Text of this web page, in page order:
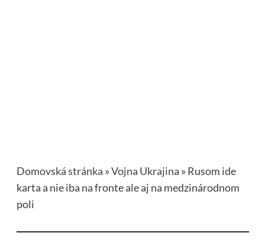
Domovská stránka »Vojna Ukrajina » Rusom ide
karta a nie iba na fronte ale aj na medzinárodnom
poli